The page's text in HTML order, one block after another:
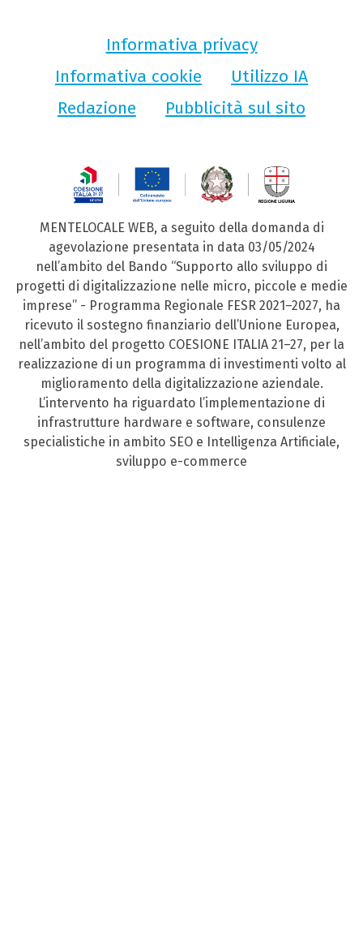
Informativa privacy
Informativa cookie
Utilizzo IA
Redazione
Pubblicità sul sito
MENTELOCALE WEB, a seguito della domanda di
agevolazione presentata in data 03/05/2024
nell’ambito del Bando “Supporto allo sviluppo di
progetti di digitalizzazione nelle micro, piccole e medie
imprese” - Programma Regionale FESR 2021–2027, ha
ricevuto il sostegno finanziario dell’Unione Europea,
nell’ambito del progetto COESIONE ITALIA 21–27, per la
realizzazione di un programma di investimenti volto al
miglioramento della digitalizzazione aziendale.
L’intervento ha riguardato l’implementazione di
infrastrutture hardware e software, consulenze
specialistiche in ambito SEO e Intelligenza Artificiale,
sviluppo e-commerce